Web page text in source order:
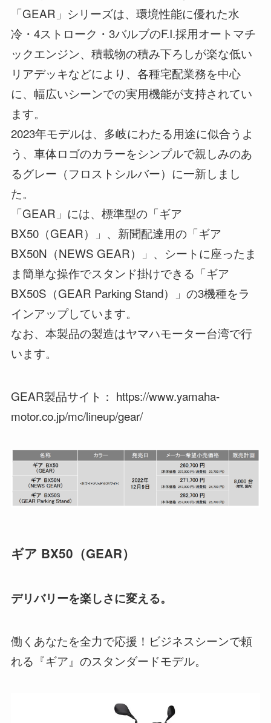
「GEAR」シリーズは、環境性能に優れた水
冷・4ストローク・3バルブのF.I.採用オートマチ
ックエンジン、積載物の積み下ろしが楽な低い
リアデッキなどにより、各種宅配業務を中心
に、幅広いシーンでの実用機能が支持されてい
ます。
2023年モデルは、多岐にわたる用途に似合うよ
う、車体ロゴのカラーをシンプルで親しみのあ
るグレー（フロストシルバー）に一新しまし
た。
「GEAR」には、標準型の「ギア
BX50（GEAR）」、新聞配達用の「ギア
BX50N（NEWS GEAR）」、シートに座ったま
ま簡単な操作でスタンド掛けできる「ギア
BX50S（GEAR Parking Stand）」の3機種をラ
インアップしています。
なお、本製品の製造はヤマハモーター台湾で行
います。
GEAR製品サイト： https://www.yamaha-
motor.co.jp/mc/lineup/gear/
ギア BX50 （GEAR）
デリバリーを楽しさに変える。
働くあなたを全力で応援！ビジネスシーンで頼
れる『ギア』のスタンダードモデル。